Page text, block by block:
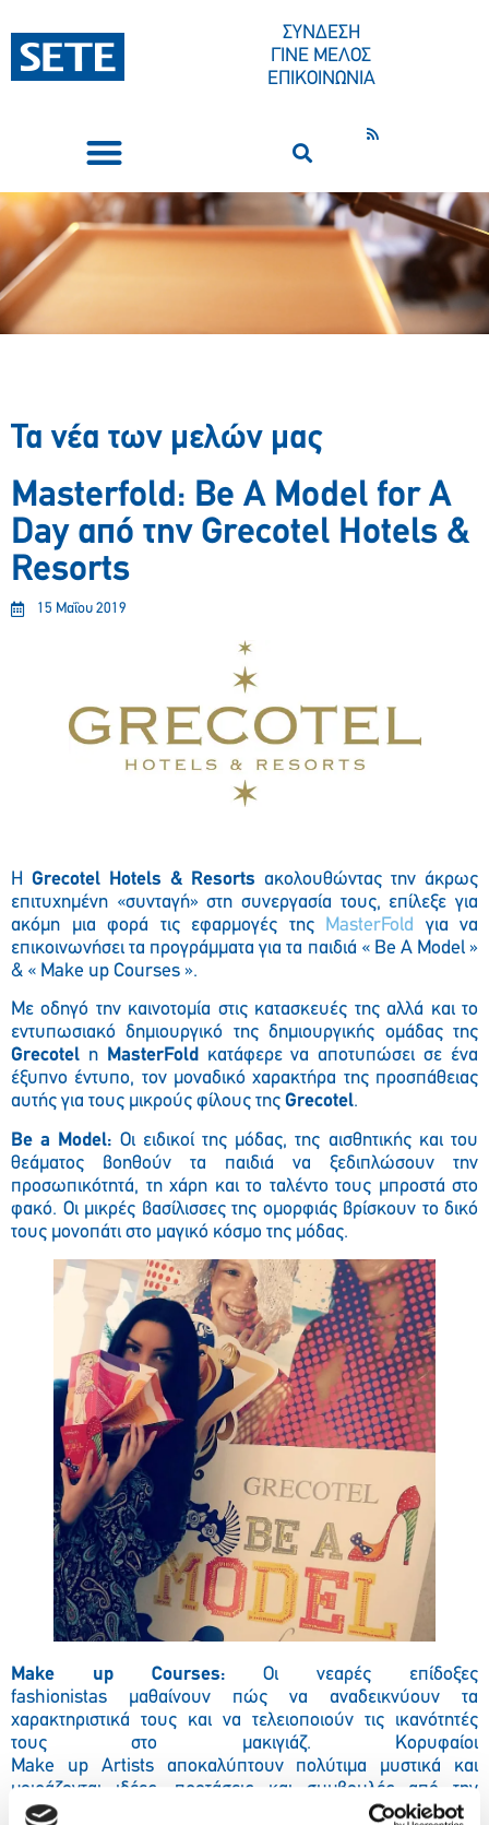
ΣΥΝΔΕΣΗ
ΓΙΝΕ ΜΕΛΟΣ
ΕΠΙΚΟΙΝΩΝΙΑ
Τα νέα των μελών μας
Masterfold: Be A Model for A
Day από την Grecotel Hotels &
Resorts
15 Μαΐου 2019
H Grecotel Hotels & Resorts ακολουθώντας την άκρως
επιτυχημένη «συνταγή» στη συνεργασία τους, επίλεξε για
ακόμη μια φορά τις εφαρμογές της
MasterFold
για να
επικοινωνήσει τα προγράμματα για τα παιδιά « Be A Model»
& « Make up Courses ».
Με οδηγό την καινοτομία στις κατασκευές της αλλά και το
εντυπωσιακό δημιουργικό της δημιουργικής ομάδας της
Grecotel η MasterFold κατάφερε να αποτυπώσει σε ένα
έξυπνο έντυπο, τον μοναδικό χαρακτήρα της προσπάθειας
αυτής για τους μικρούς φίλους της Grecotel.
Bea Model: Οι ειδικοί της μόδας, της αισθητικής και του
θεάματος βοηθούν τα παιδιά να ξεδιπλώσουν την
προσωπικότητά, τη χάρη και το ταλέντο τους μπροστά στο
φακό. Οι μικρές βασίλισσες της ομορφιάς βρίσκουν το δικό
τους μονοπάτι στο μαγικό κόσμο της μόδας.
Make up Courses: Οι νεαρές επίδοξες
fashionistas μαθαίνουν πώς να αναδεικνύουν τα
χαρακτηριστικά τους και να τελειοποιούν τις ικανότητές
τους στο μακιγιάζ. Κορυφαίοι
Make up Artists αποκαλύπτουν πολύτιμα μυστικά και
μοιράζονται ιδέες, προτάσεις και συμβουλές από την
πολύτιμη εμπειρία τους.